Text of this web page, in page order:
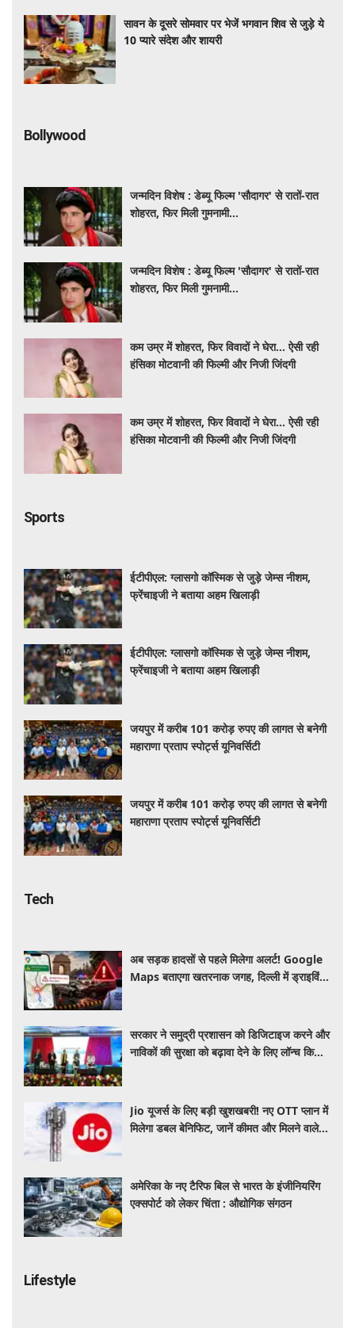
सावन के दूसरे सोमवार पर भेजें भगवान शिव से जुड़े ये
10 प्यारे संदेश और शायरी
Bollywood
जन्मदिन विशेष : डेब्यू फिल्म 'सौदागर' से रातों-रात
शोहरत, फिर मिली गुमनामी...
जन्मदिन विशेष : डेब्यू फिल्म 'सौदागर' से रातों-रात
शोहरत, फिर मिली गुमनामी...
कम उम्र में शोहरत, फिर विवादों ने घेरा… ऐसी रही
हंसिका मोटवानी की फिल्मी और निजी जिंदगी
कम उम्र में शोहरत, फिर विवादों ने घेरा… ऐसी रही
हंसिका मोटवानी की फिल्मी और निजी जिंदगी
Sports
ईटीपीएल: ग्लासगो कॉस्मिक से जुड़े जेम्स नीशम,
फ्रेंचाइजी ने बताया अहम खिलाड़ी
ईटीपीएल: ग्लासगो कॉस्मिक से जुड़े जेम्स नीशम,
फ्रेंचाइजी ने बताया अहम खिलाड़ी
जयपुर में करीब 101 करोड़ रुपए की लागत से बनेगी
महाराणा प्रताप स्पोर्ट्स यूनिवर्सिटी
जयपुर में करीब 101 करोड़ रुपए की लागत से बनेगी
महाराणा प्रताप स्पोर्ट्स यूनिवर्सिटी
Tech
अब सड़क हादसों से पहले मिलेगा अलर्ट! Google
Maps बताएगा खतरनाक जगह, दिल्ली में ड्राइविंग
सरकार ने समुद्री प्रशासन को डिजिटाइज करने और
नाविकों की सुरक्षा को बढ़ावा देने के लिए लॉन्च किया
Jio यूजर्स के लिए बड़ी खुशखबरी! नए OTT प्लान में
मिलेगा डबल बेनिफिट, जानें कीमत और मिलने वाले
अमेरिका के नए टैरिफ बिल से भारत के इंजीनियरिंग
एक्सपोर्ट को लेकर चिंता : औद्योगिक संगठन
Lifestyle